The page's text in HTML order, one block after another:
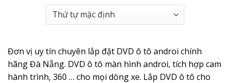
Đơn vị uy tín chuyên lắp đặt DVD ô tô androi chính
hãng Đà Nẵng. DVD ô tô màn hình androi, tích hợp cam
hành trình, 360 … cho mọi dòng xe. Lắp DVD ô tô cho